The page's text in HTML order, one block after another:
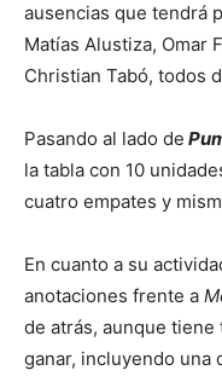
ausencias que tendrá
Matías Alustiza, Omar
Christian Tabó, todos
Pasando al lado de
la tabla con 10
cuatro empates y
En cuanto a su
anotaciones frente a
de atrás, aunque
ganar, incluyendo una